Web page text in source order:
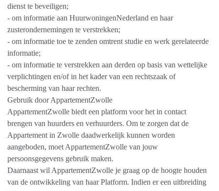
dienst te beveiligen;
- om informatie aan HuurwoningenNederland en haar
zusterondernemingen te verstrekken;
- om informatie toe te zenden omtrent studie en werk gerelateerde
informatie;
- om informatie te verstrekken aan derden op basis van wettelijke
verplichtingen en/of in het kader van een rechtszaak of
bescherming van haar rechten.
Gebruik door AppartementZwolle
AppartementZwolle biedt een platform voor het in contact
brengen van huurders en verhuurders. Om te zorgen dat de
Appartement in Zwolle daadwerkelijk kunnen worden
aangeboden, moet AppartementZwolle van jouw
persoonsgegevens gebruik maken.
Daarnaast wil AppartementZwolle je graag op de hoogte houden
van de ontwikkeling van haar Platform. Indien er een uitbreiding